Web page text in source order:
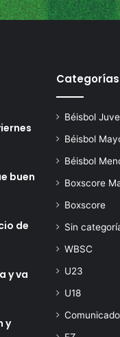
buen
de
y va
y
Categorías
Béisbol
Béisbol
Béisbol
Boxscore
Boxscore
Sin
WBSC
U23
U18